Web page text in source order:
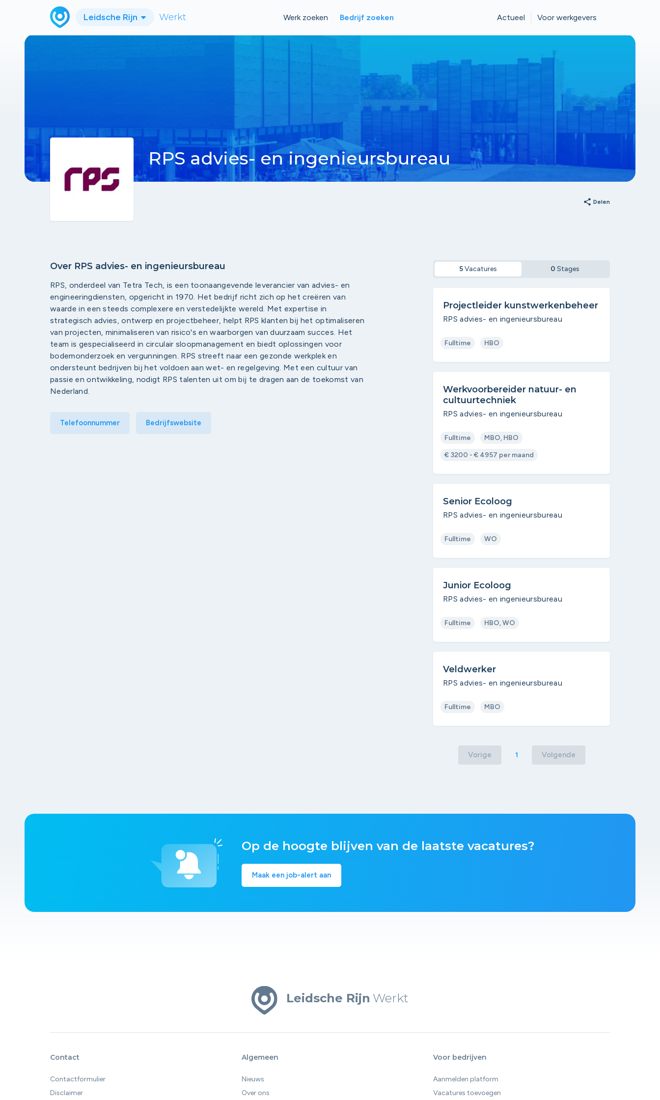
Leidsche Rijn Werkt Werk zoeken Bedrijf zoeken Actueel Voor werkgevers
RPS advies- en ingenieursbureau
share Delen
Over RPS advies- en ingenieursbureau
RPS, onderdeel van Tetra Tech, is een toonaangevende leverancier van advies- en
engineeringdiensten, opgericht in 1970. Het bedrijf richt zich op het creëren van
waarde in een steeds complexere en verstedelijkte wereld. Met expertise in
strategisch advies, ontwerp en projectbeheer, helpt RPS klanten bij het optimaliseren
van projecten, minimaliseren van risico's en waarborgen van duurzaam succes. Het
team is gespecialiseerd in circulair sloopmanagement en biedt oplossingen voor
bodemonderzoek en vergunningen. RPS streeft naar een gezonde werkplek en
ondersteunt bedrijven bij het voldoen aan wet- en regelgeving. Met een cultuur van
passie en ontwikkeling, nodigt RPS talenten uit om bij te dragen aan de toekomst van
Nederland.
Telefoonnummer Bedrijfswebsite
5Vacatures 0 Stages
Projectleider kunstwerkenbeheer
RPS advies- en ingenieursbureau
Fulltime HBO
Werkvoorbereider natuur- en
cultuurtechniek
RPS advies- en ingenieursbureau
Fulltime MBO, HBO
€ 3200 - € 4957 per maand
Senior Ecoloog
RPS advies- en ingenieursbureau
Fulltime WO
Junior Ecoloog
RPS advies- en ingenieursbureau
Fulltime HBO, WO
Veldwerker
RPS advies- en ingenieursbureau
Fulltime MBO
Vorige 1 Volgende
Op de hoogte blijven van de laatste vacatures?
Maak een job-alert aan
Leidsche Rijn Werkt
Contact
Contactformulier
Disclaimer
Algemeen
Nieuws
Over ons
Voor bedrijven
Aanmelden platform
Vacatures toevoegen